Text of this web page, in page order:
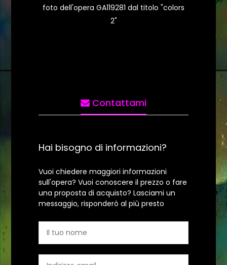
foto dell'opera GA119281 dal titolo "colors
2"
Contattami
Hai bisogno di informazioni?
Vuoi chiedere maggiori informazioni
sull'opera? Vuoi conoscere il prezzo o fare
una proposta di acquisto? Lasciami un
messaggio, risponderò al più presto